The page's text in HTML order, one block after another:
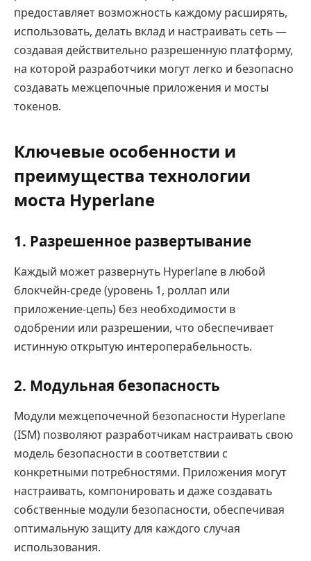
предоставляет возможность каждому расширять,
использовать, делать вклад и настраивать сеть —
создавая действительно разрешенную платформу,
на которой разработчики могут легко и безопасно
создавать межцепочные приложения и мосты
токенов.
Ключевые особенности и
преимущества технологии
моста Hyperlane
1. Разрешенное развертывание
Каждый может развернуть Hyperlane в любой
блокчейн-среде (уровень 1, роллап или
приложение-цепь) без необходимости в
одобрении или разрешении, что обеспечивает
истинную открытую интероперабельность.
2. Модульная безопасность
Модули межцепочечной безопасности Hyperlane
(ISM) позволяют разработчикам настраивать свою
модель безопасности в соответствии с
конкретными потребностями. Приложения могут
настраивать, компонировать и даже создавать
собственные модули безопасности, обеспечивая
оптимальную защиту для каждого случая
использования.